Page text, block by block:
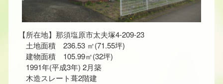
【所在地】那須塩原市太夫塚4-209-23
土地面積 236.53 ㎡(71.55坪)
建物面積 105.99㎡(32坪)
1991年(平成3年) 2月築
木造スレート葺2階建